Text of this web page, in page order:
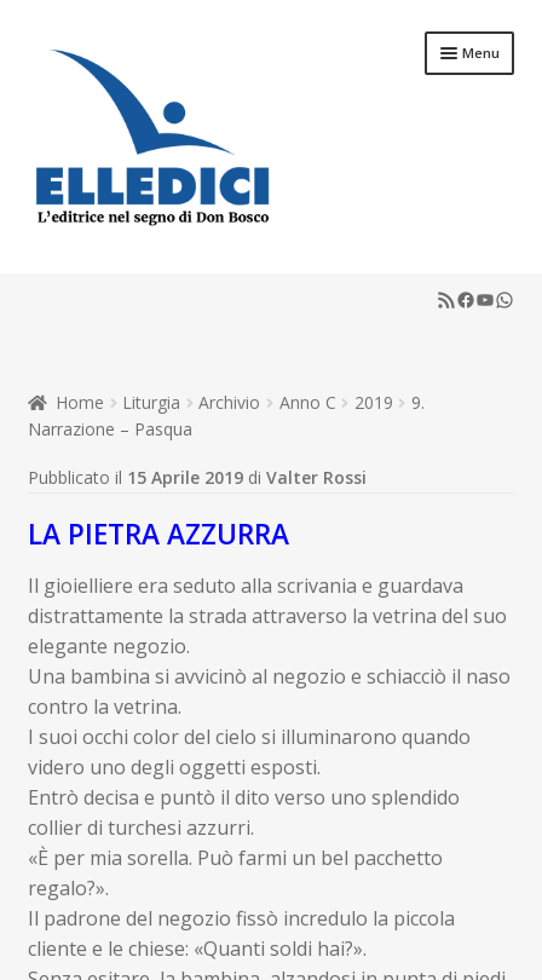
Vai
navigazione
Vai
contenuto
Menu
menu
Espandi
Sussidi
Riviste
Scuola
Contatti
menu
Don Bosco
menu
RSS FeedFacebook
Home Liturgia Archivio Anno C 2019
9.
Narrazione – Pasqua
Pubblicato il 15 Aprile 2019 di Valter Rossi
LA PIETRA AZZURRA
Il gioielliere era seduto alla scrivania e guardava
distrattamente la strada attraverso la vetrina del suo
elegante negozio.
Una bambina si avvicinò al negozio e schiacciò il naso
contro la vetrina.
I suoi occhi color del cielo si illuminarono quando
videro uno degli oggetti esposti.
Entrò decisa e puntò il dito verso uno splendido
collier di turchesi azzurri.
«È per mia sorella. Può farmi un bel pacchetto
regalo?».
Il padrone del negozio fissò incredulo la piccola
cliente e le chiese: «Quanti soldi hai?».